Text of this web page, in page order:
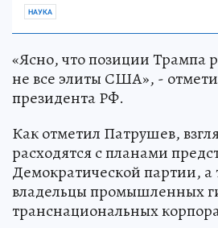
НАУКА
«Ясно, что позиции Трампа
не все элиты США», -
президента РФ.
Как отметил Патрушев,
расходятся с планами
Демократической партии, а
владельцы промышленных
транснациональных